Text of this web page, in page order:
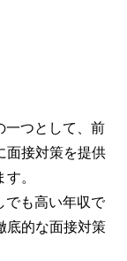
一つとして、前
面接対策を提供
。
でも高い年収で
底的な面接対策